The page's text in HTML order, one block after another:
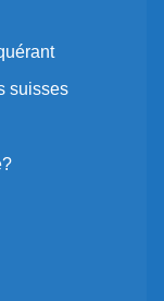
suisses